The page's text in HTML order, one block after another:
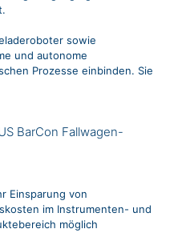
sowie
und autonome
Prozesse einbinden. Sie
BarCon Fallwagen-
Einsparung von
im Instrumenten- und
möglich